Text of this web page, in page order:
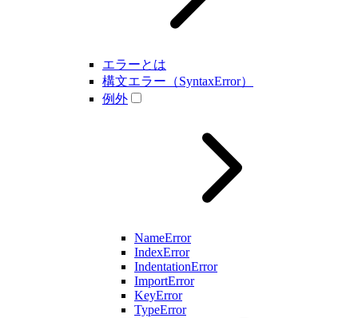
エラーとは
構文エラー（SyntaxError）
例外
NameError
IndexError
IndentationError
ImportError
KeyError
TypeError